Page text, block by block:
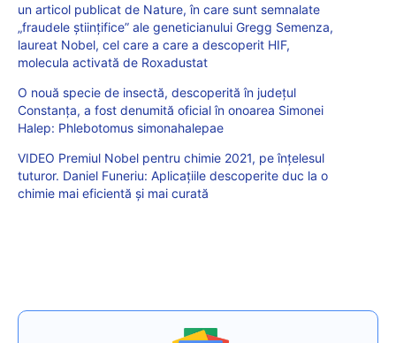
un articol publicat de Nature, în care sunt semnalate
„fraudele științifice” ale geneticianului Gregg Semenza,
laureat Nobel, cel care a care a descoperit HIF,
molecula activată de Roxadustat
O nouă specie de insectă, descoperită în județul
Constanța, a fost denumită oficial în onoarea Simonei
Halep: Phlebotomus simonahalepae
VIDEO Premiul Nobel pentru chimie 2021, pe înțelesul
tuturor. Daniel Funeriu: Aplicațiile descoperite duc la o
chimie mai eficientă și mai curată